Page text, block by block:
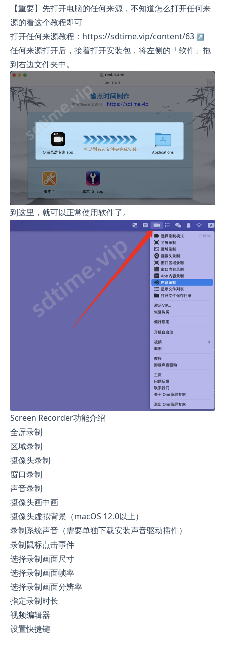
【重要】先打开电脑的任何来源，不知道怎么打开任何来
源的看这个教程即可
打开任何来源教程：https://sdtime.vip/content/63
任何来源打开后，接着打开安装包，将左侧的「软件」拖
到右边文件夹中。
到这里，就可以正常使用软件了。
Screen Recorder功能介绍
全屏录制
区域录制
摄像头录制
窗口录制
声音录制
摄像头画中画
摄像头虚拟背景（macOS 12.0以上）
录制系统声音（需要单独下载安装声音驱动插件）
录制鼠标点击事件
选择录制画面尺寸
选择录制画面帧率
选择录制画面分辨率
指定录制时长
视频编辑器
设置快捷键